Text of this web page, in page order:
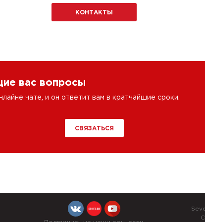
КОНТАКТЫ
вас вопросы
чате, и он ответит вам в кратчайшие сроки.
СВЯЗАТЬСЯ